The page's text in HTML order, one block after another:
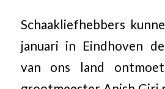
Schaakliefhebbers
januari in Eindhoven
van ons land